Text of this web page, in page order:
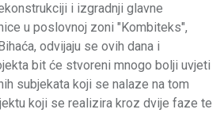
i izgradnji glavne
u poslovnoj zoni "Kombiteks",
odvijaju se ovih dana i
bit će stvoreni mnogo bolji uvjeti
subjekata koji se nalaze na tom
koji se realizira kroz dvije faze te